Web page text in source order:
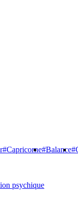
#Capricorne#Balance